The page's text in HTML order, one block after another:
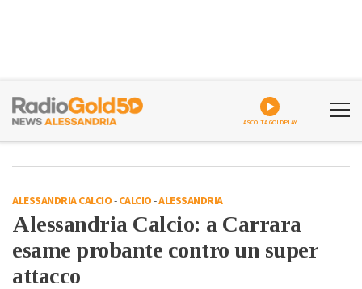
ASCOLTA GOLDPLAY
ALESSANDRIA CALCIO-CALCIO-ALESSANDRIA
Alessandria Calcio: a Carrara
esame probante contro un super
attacco